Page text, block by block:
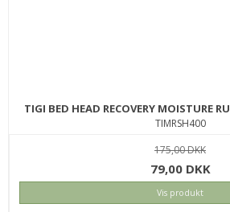
TIGI BED HEAD RECOVERY MOISTURE
TIMRSH400
175,00 DKK
79,00 DKK
Vis produkt